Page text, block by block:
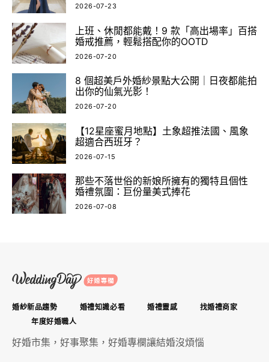
2026-07-23
上班、休閒都能戴！9 款「高出場率」百搭
婚戒推薦，輕鬆搭配你的OOTD
2026-07-20
8 個超美戶外婚紗景點大公開｜日夜都能拍
出你的仙氣光影！
2026-07-20
【12星座蜜月地點】土象超推法國、風象
超適合西班牙？
2026-07-15
那些不落世俗的新娘所擁有的獨特且個性
婚禮氛圍：巨份量美式捧花
2026-07-08
婚紗新品趨勢 婚禮知識必看 婚禮靈感
找婚禮商家
年度好婚職人
好婚市集，好事聚集，好婚專欄讓結婚沒煩惱